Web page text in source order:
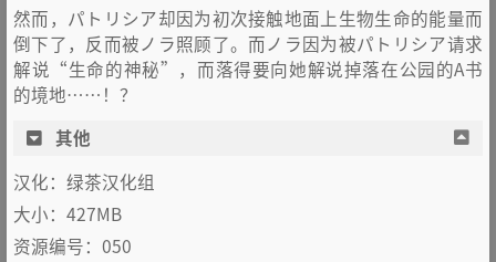
然而，パトリシア却因为初次接触地面上生物生命的能量而
倒下了，反而被ノラ照顾了。而ノラ因为被パトリシア请求
解说“生命的神秘”，而落得要向她解说掉落在公园的A书
的境地……！？
其他
汉化：绿茶汉化组
大小：427MB
资源编号：050